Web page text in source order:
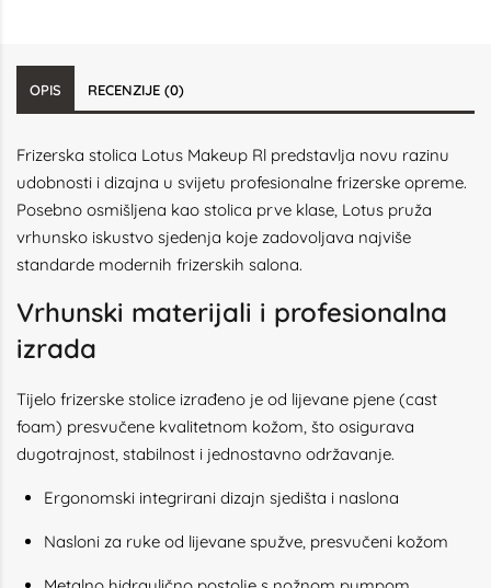
OPIS RECENZIJE (0)
Frizerska stolica Lotus Makeup Rl predstavlja novu razinu
udobnosti i dizajna u svijetu profesionalne frizerske opreme.
Posebno osmišljena kao stolica prve klase, Lotus pruža
vrhunsko iskustvo sjedenja koje zadovoljava najviše
standarde modernih frizerskih salona.
Vrhunski materijali i profesionalna
izrada
Tijelo frizerske stolice izrađeno je od lijevane pjene (cast
foam) presvučene kvalitetnom kožom, što osigurava
dugotrajnost, stabilnost i jednostavno održavanje.
Ergonomski integrirani dizajn sjedišta i naslona
Nasloni za ruke od lijevane spužve, presvučeni kožom